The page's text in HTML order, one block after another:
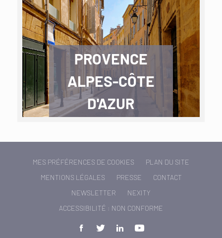
PROVENCE
ALPES-CÔTE
D'AZUR
MES PRÉFÉRENCES DE COOKIES
PLAN DU SITE
MENTIONS LÉGALES
PRESSE
CONTACT
NEWSLETTER
NEXITY
ACCESSIBILITÉ : NON CONFORME